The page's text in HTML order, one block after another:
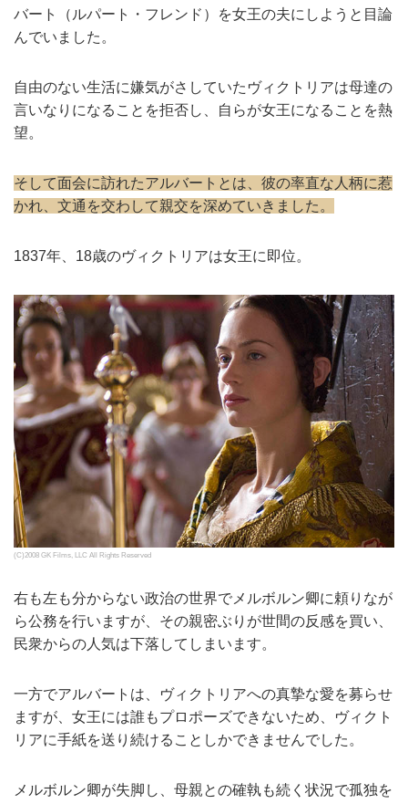
バート（ルパート・フレンド）を女王の夫にしようと目論
んでいました。
自由のない生活に嫌気がさしていたヴィクトリアは母達の
言いなりになることを拒否し、自らが女王になることを熱
望。
そして面会に訪れたアルバートとは、彼の率直な人柄に惹
かれ、文通を交わして親交を深めていきました。
1837年、18歳のヴィクトリアは女王に即位。
(C)2008 GK Films, LLC All Rights Reserved
右も左も分からない政治の世界でメルボルン卿に頼りなが
ら公務を行いますが、その親密ぶりが世間の反感を買い、
民衆からの人気は下落してしまいます。
一方でアルバートは、ヴィクトリアへの真摯な愛を募らせ
ますが、女王には誰もプロポーズできないため、ヴィクト
リアに手紙を送り続けることしかできませんでした。
メルボルン卿が失脚し、母親との確執も続く状況で孤独を